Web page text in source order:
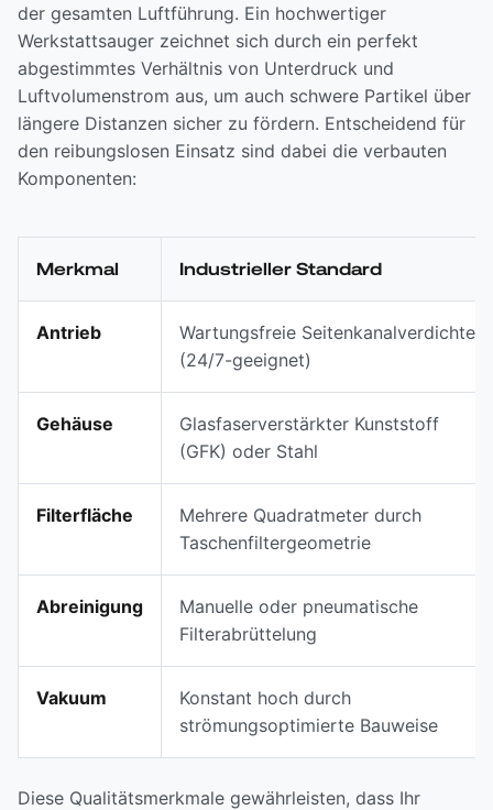
der gesamten Luftführung. Ein hochwertiger
Werkstattsauger zeichnet sich durch ein perfekt
abgestimmtes Verhältnis von Unterdruck und
Luftvolumenstrom aus, um auch schwere Partikel über
längere Distanzen sicher zu fördern. Entscheidend für
den reibungslosen Einsatz sind dabei die verbauten
Komponenten:
Merkmal Industrieller Standard
Antrieb
Wartungsfreie Seitenkanalverdichter
(24/7-geeignet)
Gehäuse
Glasfaserverstärkter Kunststoff
(GFK) oder Stahl
Filterfläche
Mehrere Quadratmeter durch
Taschenfiltergeometrie
Abreinigung
Manuelle oder pneumatische
Filterabrüttelung
Vakuum
Konstant hoch durch
strömungsoptimierte Bauweise
Diese Qualitätsmerkmale gewährleisten, dass Ihr